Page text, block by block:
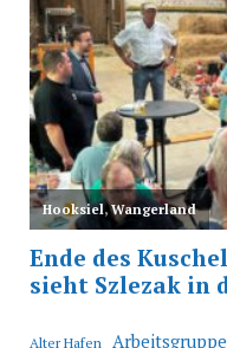
Alter Hafen Arbeitsgruppe